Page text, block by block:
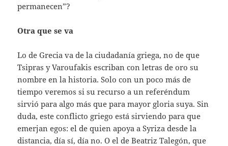
permanecen”?
Otra que se va
Lo de Grecia va de la ciudadanía griega, no de que
Tsipras y Varoufakis escriban con letras de oro su
nombre en la historia. Solo con un poco más de
tiempo veremos si su recurso a un referéndum
sirvió para algo más que para mayor gloria suya. Sin
duda, este conflicto griego está sirviendo para que
emerjan egos: el de quien apoya a Syriza desde la
distancia, día sí, día no. O el de Beatriz Talegón, que